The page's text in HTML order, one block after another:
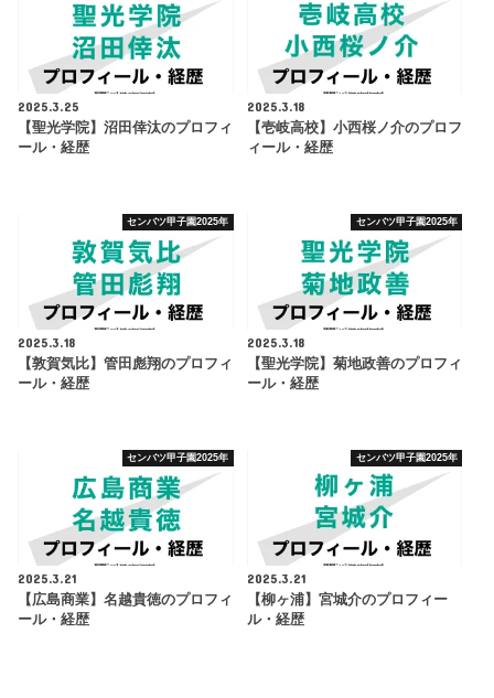
2025.3.25
【聖光学院】沼田倖汰のプロフィ
ール・経歴
2025.3.18
【壱岐高校】小西桜ノ介のプロフ
ィール・経歴
センバツ甲子園2025年
2025.3.18
【敦賀気比】管田彪翔のプロフィ
ール・経歴
センバツ甲子園2025年
2025.3.18
【聖光学院】菊地政善のプロフィ
ール・経歴
センバツ甲子園2025年
2025.3.21
【広島商業】名越貴徳のプロフィ
ール・経歴
センバツ甲子園2025年
2025.3.21
【柳ヶ浦】宮城介のプロフィー
ル・経歴